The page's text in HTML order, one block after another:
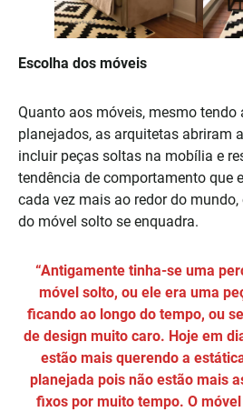
Escolha dos móveis
Quanto aos móveis, mesmo
planejados, as arquitetas abriram
incluir peças soltas na mobília e
tendência de comportamento que
cada vez mais ao redor do
do móvel solto se enquadra.
“Antigamente tinha-se uma
móvel solto, ou ele era uma
ficando ao longo do tempo, ou
de design muito caro. Hoje em
estão mais querendo a
planejada pois não estão mais
fixos por muito tempo. O